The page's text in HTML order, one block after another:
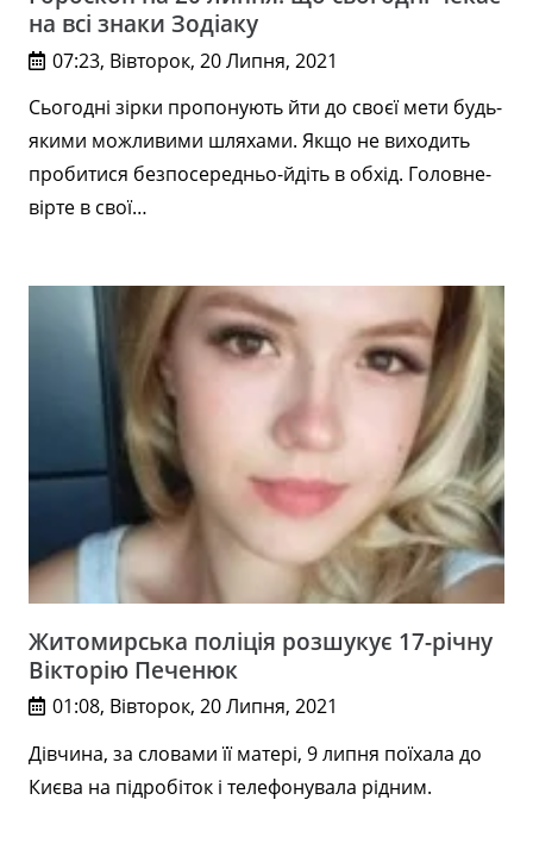
на всі знаки Зодіаку
07:23, Вівторок, 20 Липня, 2021
Сьогодні зірки пропонують йти до своєї мети будь-
якими можливими шляхами. Якщо не виходить
пробитися безпосередньо-йдіть в обхід. Головне-
вірте в свої…
Житомирська поліція розшукує 17-річну
Вікторію Печенюк
01:08, Вівторок, 20 Липня, 2021
Дівчина, за словами її матері, 9 липня поїхала до
Києва на підробіток і телефонувала рідним.